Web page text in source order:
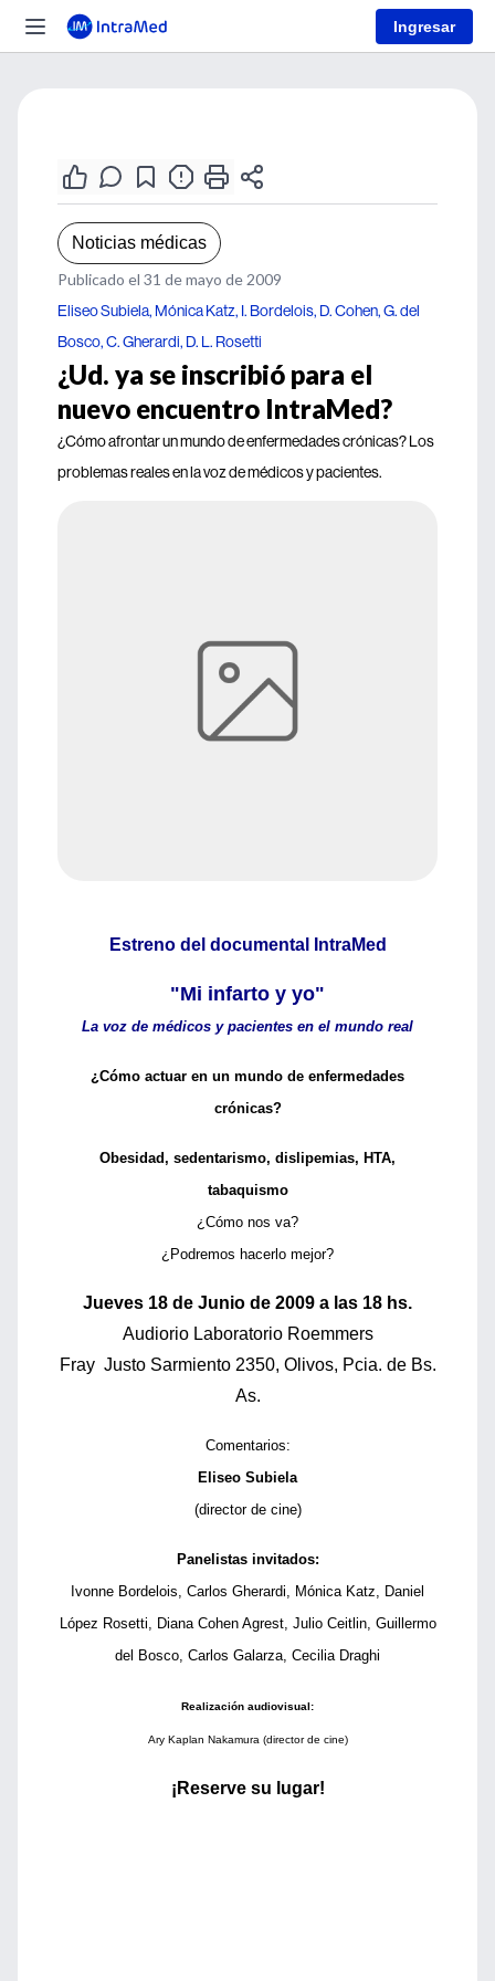
Ingresar
Noticias médicas
Publicado el 31 de mayo de 2009
Eliseo Subiela, Mónica Katz, I. Bordelois, D. Cohen, G. del
Bosco, C. Gherardi, D. L. Rosetti
¿Ud. ya se inscribió para el
nuevo encuentro IntraMed?
¿Cómo afrontar un mundo de enfermedades crónicas? Los
problemas reales en la voz de médicos y pacientes.
Estreno del documental IntraMed
"Mi infarto y yo"
La voz de médicos y pacientes en el mundo real
¿Cómo actuar en un mundo de enfermedades
crónicas?
Obesidad, sedentarismo, dislipemias, HTA,
tabaquismo
¿Cómo nos va?
¿Podremos hacerlo mejor?
Jueves 18 de Junio de 2009 a las 18 hs.
Audiorio Laboratorio Roemmers
Fray Justo Sarmiento 2350, Olivos, Pcia. de Bs.
As.
Comentarios:
Eliseo Subiela
(director de cine)
Panelistas invitados:
Ivonne Bordelois, Carlos Gherardi, Mónica Katz, Daniel
López Rosetti, Diana Cohen Agrest, Julio Ceitlin, Guillermo
del Bosco, Carlos Galarza, Cecilia Draghi
Realización audiovisual:
Ary Kaplan Nakamura (director de cine)
¡Reserve su lugar!